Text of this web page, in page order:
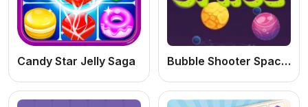
Candy Star Jelly Saga Bubble Shooter Space: Jogo de Estourar Bolhas Online Grátis no Espaço